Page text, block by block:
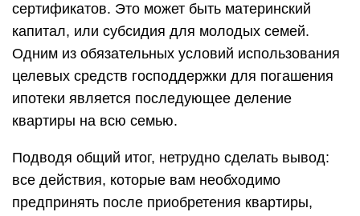
сертификатов. Это может быть материнский
капитал, или субсидия для молодых семей.
Одним из обязательных условий использования
целевых средств господдержки для погашения
ипотеки является последующее деление
квартиры на всю семью.
Подводя общий итог, нетрудно сделать вывод:
все действия, которые вам необходимо
предпринять после приобретения квартиры,